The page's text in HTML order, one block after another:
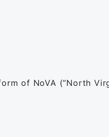
of NoVA (“North